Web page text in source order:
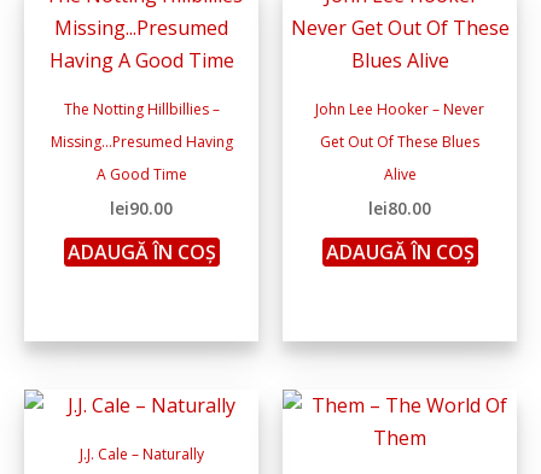
The Notting Hillbillies –
Missing…Presumed Having
A Good Time
lei90.00
ADAUGĂ ÎN COȘ
John Lee Hooker – Never
Get Out Of These Blues
Alive
lei80.00
ADAUGĂ ÎN COȘ
J.J. Cale – Naturally